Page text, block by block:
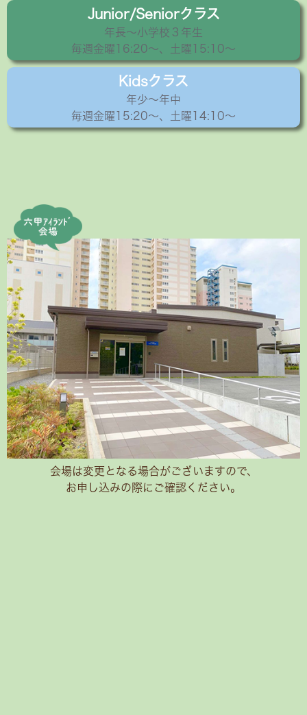
Junior/Seniorクラス
年長〜小学校３年生
毎週金曜16:20〜、土曜15:10～
Kidsクラス
年少〜年中
毎週金曜15:20〜、土曜14:10～
会場は変更となる場合がございますので、
お申し込みの際にご確認ください。